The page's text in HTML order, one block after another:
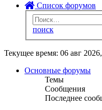
Список форумов
поиск
Текущее время: 06 авг
Основные форумы
Темы
Сообщения
Последнее